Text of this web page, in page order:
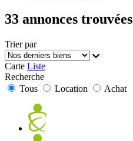
33 annonces trouvées
Trier par
Carte Liste
Recherche
Tous
Location Achat